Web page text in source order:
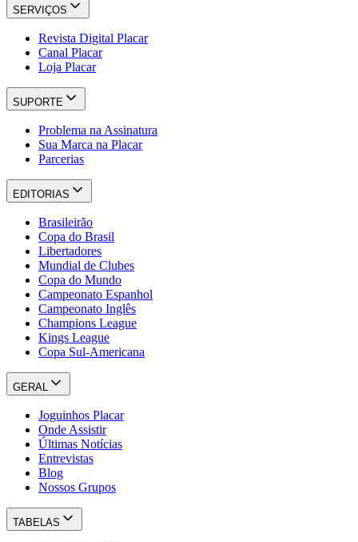
SERVIÇOS
Revista Digital Placar
Canal Placar
Loja Placar
SUPORTE
Problema na Assinatura
Sua Marca na Placar
Parcerias
EDITORIAS
Brasileirão
Copa do Brasil
Libertadores
Mundial de Clubes
Copa do Mundo
Campeonato Espanhol
Campeonato Inglês
Champions League
Kings League
Copa Sul-Americana
GERAL
Joguinhos Placar
Onde Assistir
Últimas Notícias
Entrevistas
Blog
Nossos Grupos
TABELAS